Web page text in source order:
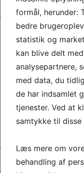
den sikkert – til
dine fingre i
og lejr. Du lærer
Du lærer at
Geographic har
– og en del af vores
i trygge rammer –
formål, herunder:
bedre
statistik og
kan blive delt
analysepartnere,
med data, du
de har indsamlet
tjenester. Ved at
samtykke til disse
Læs mere om
behandling af